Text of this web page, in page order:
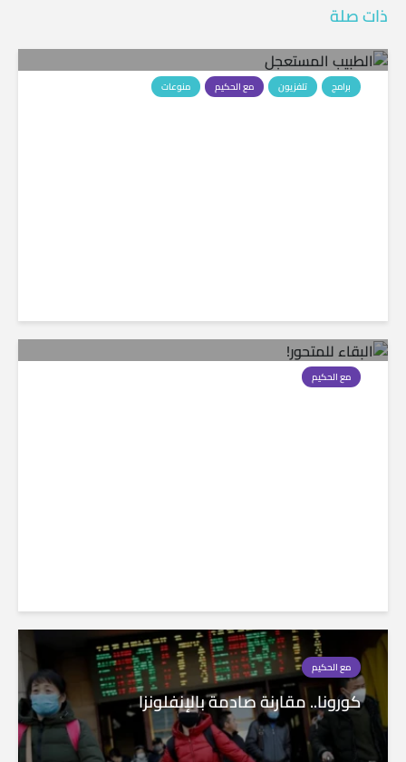
ذات صلة
برامج تلفزيون مع الحكيم منوعات
مع الحكيم
مع الحكيم
كورونا.. مقارنة صادمة بالإنفلونزا